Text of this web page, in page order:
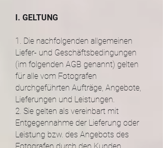
I. GELTUNG
1. Die nachfolgenden allgemeinen
Liefer- und Geschäftsbedingungen
(im folgenden AGB genannt) gelten
für alle vom Fotografen
durchgeführten Aufträge, Angebote,
Lieferungen und Leistungen.
2. Sie gelten als vereinbart mit
Entgegennahme der Lieferung oder
Leistung bzw. des Angebots des